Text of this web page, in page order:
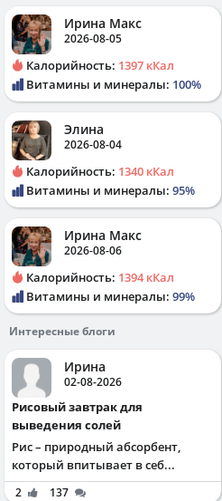
Ирина Макс
2026-08-05
Калорийность: 1397 кКал
Витамины и минералы: 100%
Элина
2026-08-04
Калорийность: 1340 кКал
Витамины и минералы: 95%
Ирина Макс
2026-08-06
Калорийность: 1394 кКал
Витамины и минералы: 99%
Интересные блоги
Ирина
02-08-2026
Рисовый завтрак для
выведения солей
Рис – природный абсорбент,
который впитывает в себ...
2 137